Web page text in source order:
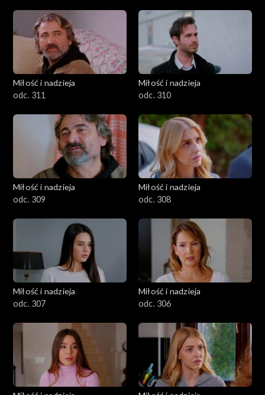
Miłość i nadzieja
odc. 311
Miłość i nadzieja
odc. 310
Miłość i nadzieja
odc. 309
Miłość i nadzieja
odc. 308
Miłość i nadzieja
odc. 307
Miłość i nadzieja
odc. 306